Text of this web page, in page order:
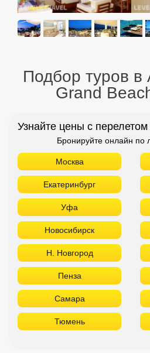
Подбор туров в
Grand
Узнайте цены с
Бронируйте онлайн по
Москва
Екатеринбург
Уфа
Новосибирск
Н. Новгород
Пенза
Самара
Тюмень